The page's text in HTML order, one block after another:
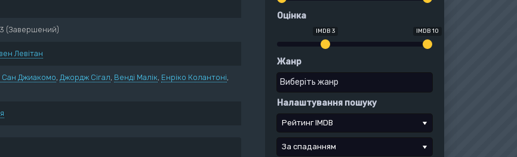
(Завершений)
Левітан
Сан Джиакомо, Джордж Сігал, Венді Малік, Енріко Колантоні,
Оцінка
IMDB 3 IMDB 10
Жанр
Налаштування пошуку
Рейтинг IMDB
За спаданням
Фентезі